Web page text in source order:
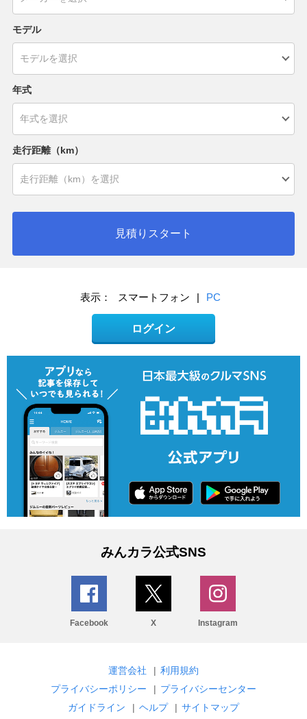
モデル
年式
走行距離（km）
見積りスタート
表示： スマートフォン PC
ログイン
みんカラ公式SNS
Facebook X Instagram
運営会社 | 利用規約
プライバシーポリシー
| プライバシーセンター
ガイドライン
| ヘルプ | サイトマップ